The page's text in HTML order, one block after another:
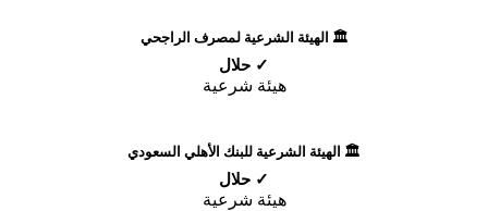
🏛️ الهيئة الشرعية لمصرف الراجحي
✓ حلال
هيئة شرعية
🏛️ الهيئة الشرعية للبنك الأهلي السعودي
✓ حلال
هيئة شرعية